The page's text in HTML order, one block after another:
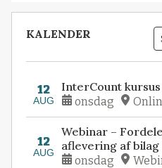
KALENDER
12
AUG
InterCount
onsdag
12
AUG
Webinar –
aflevering af bilag
onsdag